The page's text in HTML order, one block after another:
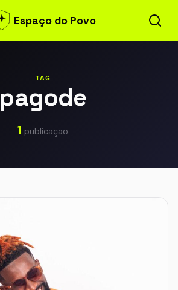
Espaço do Povo
TAG
pagode
1 publicação